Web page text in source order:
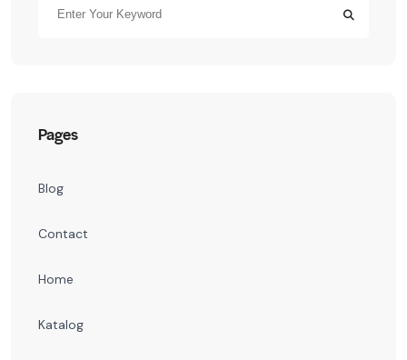
Pages
Blog
Contact
Home
Katalog